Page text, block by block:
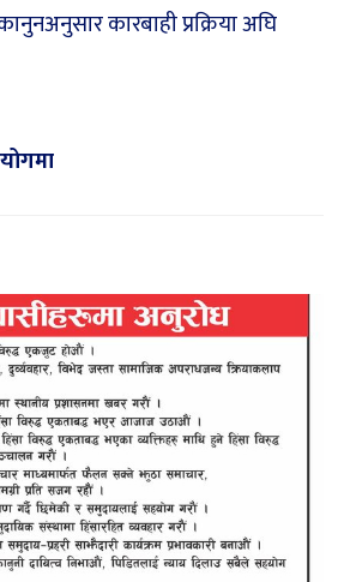
कारबाही प्रक्रिया अघि